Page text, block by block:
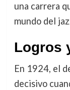
una carrera
mundo del
Logros
En 1924, el
decisivo